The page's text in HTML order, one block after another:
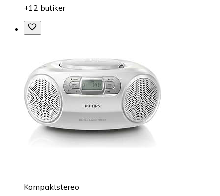
+12 butiker
Kompaktstereo